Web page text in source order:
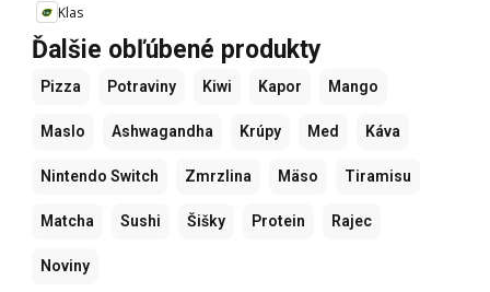
Klas
Ďalšie obľúbené produkty
Pizza Potraviny Kiwi Kapor Mango
Maslo Ashwagandha Krúpy Med Káva
Nintendo Switch Zmrzlina Mäso Tiramisu
Matcha Sushi Šišky Protein Rajec
Noviny